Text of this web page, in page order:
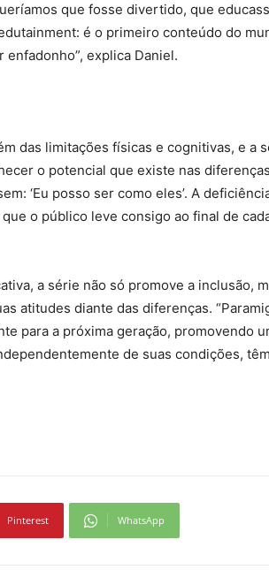
que fosse divertido, que
é o primeiro conteúdo do
explica Daniel.
das limitações físicas e cognitivas, e a
o potencial que existe nas
‘Eu posso ser como eles’. A
o público leve consigo ao final de
a série não só promove a inclusão,
atitudes diante das diferenças.
para a próxima geração, promovendo
de suas condições,
Pinterest WhatsApp